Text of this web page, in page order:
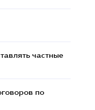
частные
по